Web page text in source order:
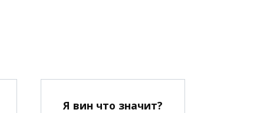
Я вин что значит?